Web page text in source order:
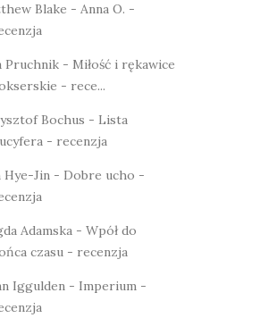
Blake - Anna O. -
Pruchnik - Miłość i rękawice
- rece...
Bochus - Lista
- recenzja
Hye-Jin - Dobre ucho -
Adamska - Wpół do
czasu - recenzja
Iggulden - Imperium -